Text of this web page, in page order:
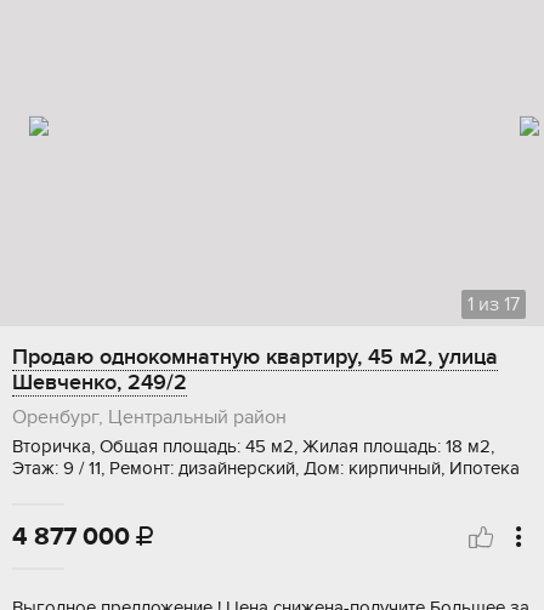
1 из 17
Продаю однокомнатную квартиру, 45 м2, улица
Шевченко, 249/2
Оренбург, Центральный район
Вторичка, Общая площадь: 45 м2, Жилая площадь: 18 м2,
Этаж: 9 / 11, Ремонт: дизайнерский, Дом: кирпичный, Ипотека
4 877 000 